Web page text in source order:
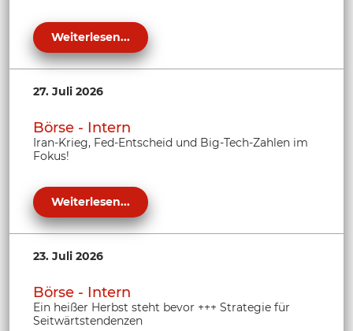
Weiterlesen...
27. Juli 2026
Börse - Intern
Iran-Krieg, Fed-Entscheid und Big-Tech-Zahlen im
Fokus!
Weiterlesen...
23. Juli 2026
Börse - Intern
Ein heißer Herbst steht bevor +++ Strategie für
Seitwärtstendenzen